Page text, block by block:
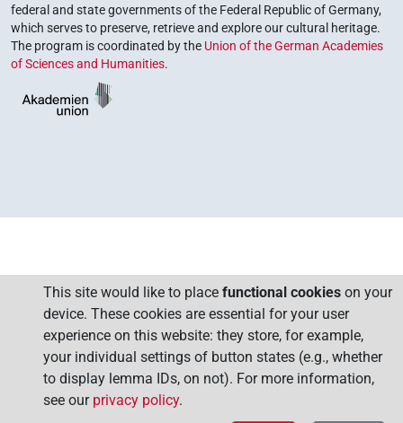
federal and state governments of the Federal Republic of Germany,
which serves to preserve, retrieve and explore our cultural heritage.
The program is coordinated by the Union of the German Academies
of Sciences and Humanities.
This site would like to place functional cookies on your
device. These cookies are essential for your user
experience on this website: they store, for example,
your individual settings of button states (e.g., whether
to display lemma IDs, on not). For more information,
see our privacy policy.